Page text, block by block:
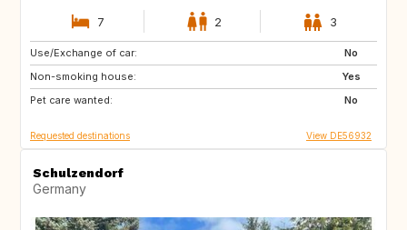
7 2 3
Use/Exchange of car:
No
Non-smoking house:
Yes
Pet care wanted:
No
DE
GB
FR
Requested destinations View DE56932
Schulzendorf
Germany